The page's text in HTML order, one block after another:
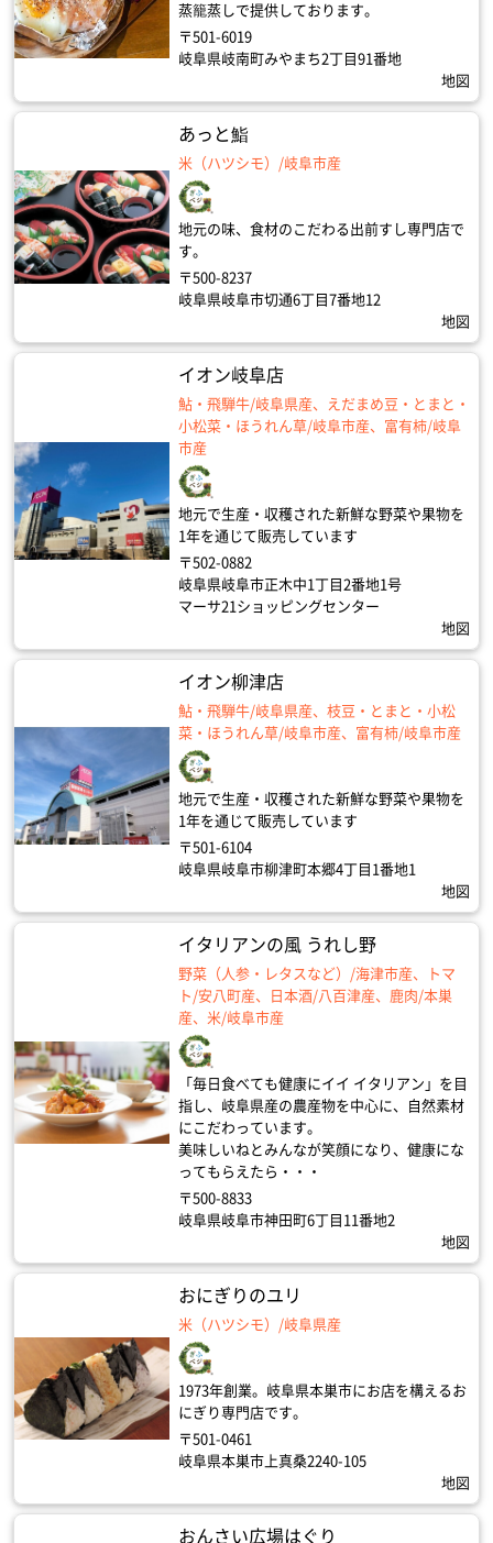
蒸籠蒸しで提供しております。
〒501-6019
岐阜県岐南町みやまち2丁目91番地
地図
あっと鮨
米（ハツシモ）/岐阜市産
地元の味、食材のこだわる出前すし専門店で
す。
〒500-8237
岐阜県岐阜市切通6丁目7番地12
地図
イオン岐阜店
鮎・飛騨牛/岐阜県産、えだまめ豆・とまと・
小松菜・ほうれん草/岐阜市産、富有柿/岐阜
市産
地元で生産・収穫された新鮮な野菜や果物を
1年を通じて販売しています
〒502-0882
岐阜県岐阜市正木中1丁目2番地1号
マーサ21ショッピングセンター
地図
イオン柳津店
鮎・飛騨牛/岐阜県産、枝豆・とまと・小松
菜・ほうれん草/岐阜市産、富有柿/岐阜市産
地元で生産・収穫された新鮮な野菜や果物を
1年を通じて販売しています
〒501-6104
岐阜県岐阜市柳津町本郷4丁目1番地1
地図
イタリアンの風 うれし野
野菜（人参・レタスなど）/海津市産、トマ
ト/安八町産、日本酒/八百津産、鹿肉/本巣
産、米/岐阜市産
「毎日食べても健康にイイ イタリアン」を目
指し、岐阜県産の農産物を中心に、自然素材
にこだわっています。
美味しいねとみんなが笑顔になり、健康にな
ってもらえたら・・・
〒500-8833
岐阜県岐阜市神田町6丁目11番地2
地図
おにぎりのユリ
米（ハツシモ）/岐阜県産
1973年創業。岐阜県本巣市にお店を構えるお
にぎり専門店です。
〒501-0461
岐阜県本巣市上真桑2240-105
地図
おんさい広場はぐり